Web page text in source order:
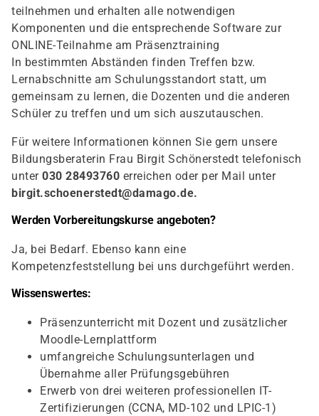
teilnehmen und erhalten alle notwendigen
Komponenten und die entsprechende Software zur
ONLINE-Teilnahme am Präsenztraining
In bestimmten Abständen finden Treffen bzw.
Lernabschnitte am Schulungsstandort statt, um
gemeinsam zu lernen, die Dozenten und die anderen
Schüler zu treffen und um sich auszutauschen.
Für weitere Informationen können Sie gern unsere
Bildungsberaterin Frau Birgit Schönerstedt telefonisch
unter 030 28493760 erreichen oder per Mail unter
birgit.schoenerstedt@damago.de.
Werden Vorbereitungskurse angeboten?
Ja, bei Bedarf. Ebenso kann eine
Kompetenzfeststellung bei uns durchgeführt werden.
Wissenswertes:
Präsenzunterricht mit Dozent und zusätzlicher
Moodle-Lernplattform
umfangreiche Schulungsunterlagen und
Übernahme aller Prüfungsgebühren
Erwerb von drei weiteren professionellen IT-
Zertifizierungen (CCNA, MD-102 und LPIC-1)